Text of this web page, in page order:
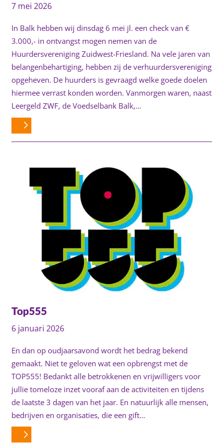
7 mei 2026
In Balk hebben wij dinsdag 6 mei jl. een check van €
3.000,- in ontvangst mogen nemen van de
Huurdersvereniging Zuidwest-Friesland. Na vele jaren van
belangenbehartiging, hebben zij de verhuurdersvereniging
opgeheven. De huurders is gevraagd welke goede doelen
hiermee verrast konden worden. Vanmorgen waren, naast
Leergeld ZWF, de Voedselbank Balk,…
Top555
6 januari 2026
En dan op oudjaarsavond wordt het bedrag bekend
gemaakt. Niet te geloven wat een opbrengst met de
TOP555! Bedankt alle betrokkenen en vrijwilligers voor
jullie tomeloze inzet vooraf aan de activiteiten en tijdens
de laatste 3 dagen van het jaar. En natuurlijk alle mensen,
bedrijven en organisaties, die een gift…